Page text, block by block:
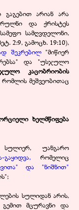
გაგებით არიან არა
და ქრისტეს
სამღვდელონი,
2:9, გამოცხ. 19:10),
შეკრებილ"მიწიერ
და "უსჯულო
კაცობრიობის
მეშვეობითაც
ხელმწიფება
უანგარო
გაყიდვა,რომელიც
და "ნიშნით"
სულიდან არის,
გემით მცურავნი და